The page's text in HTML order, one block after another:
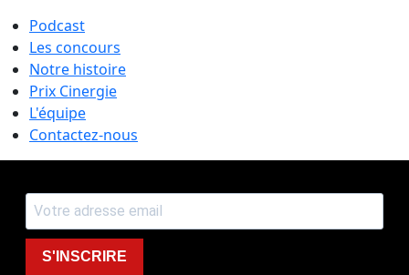
Podcast
Les concours
Notre histoire
Prix Cinergie
L'équipe
Contactez-nous
S'INSCRIRE